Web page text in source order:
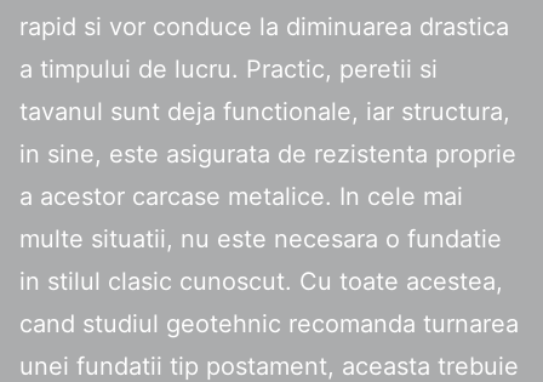
rapid si vor conduce la diminuarea drastica
a timpului de lucru. Practic, peretii si
tavanul sunt deja functionale, iar structura,
in sine, este asigurata de rezistenta proprie
a acestor carcase metalice. In cele mai
multe situatii, nu este necesara o fundatie
in stilul clasic cunoscut. Cu toate acestea,
cand studiul geotehnic recomanda turnarea
unei fundatii tip postament, aceasta trebuie